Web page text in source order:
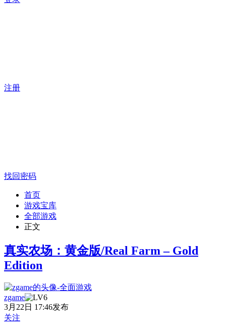
注册
找回密码
首页
游戏宝库
全部游戏
正文
真实农场：黄金版/Real Farm – Gold
Edition
zgame
3月22日 17:46发布
关注